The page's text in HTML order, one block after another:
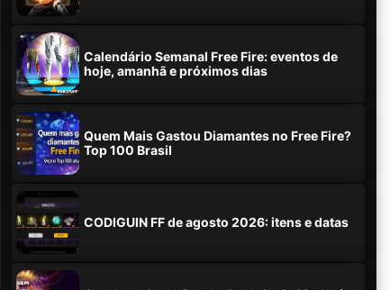
Calendário Semanal Free Fire: eventos de
hoje, amanhã e próximos dias
Quem Mais Gastou Diamantes no Free Fire?
Top 100 Brasil
CODIGUIN FF de agosto 2026: itens e datas